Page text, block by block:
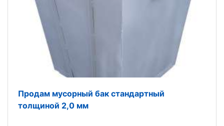
Продам мусорный бак стандартный
толщиной 2,0 мм